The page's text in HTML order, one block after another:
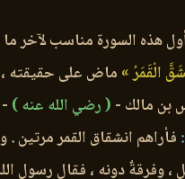
هذه السورة مناسب لآخر ما
الْقَمَرُ » ماض على حقيقته ،
بن مالك - ( رضي الله عنه )
فأراهم انشقاق القمر مرتين
وفرقةٌ دونه ، فقال رسول